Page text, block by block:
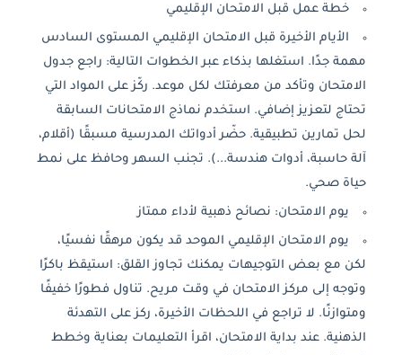
خطة عمل قبل الامتحان الإقليمي
الأيام الأخيرة قبل الامتحان الإقليمي المستوى السادس
مهمة جدًا. استغلها بذكاء عبر الخطوات التالية: راجع جدول
الامتحان وتأكد من معرفتك لكل موعد. ركّز على المواد التي
تحتاج لتعزيز إضافي. استخدم نماذج الامتحانات السابقة
لحل تمارين تطبيقية. حضّر أدواتك المدرسية مسبقًا (أقلام،
آلة حاسبة، أدوات هندسة...). تجنب السهر وحافظ على نمط
حياة صحي.
يوم الامتحان: نصائح ذهبية لأداء ممتاز
يوم الامتحان الإقليمي الموحد قد يكون مرهقًا نفسيًا،
لكن مع بعض التوجيهات يمكنك تجاوز القلق: استيقظ باكرًا
وتوجه إلى مركز الامتحان في وقت مريح. تناول فطورًا خفيفًا
ومتوازنًا. لا تراجع في اللحظات الأخيرة، ركز على التهدئة
الذهنية. عند بداية الامتحان، اقرأ التعليمات بعناية وخطط